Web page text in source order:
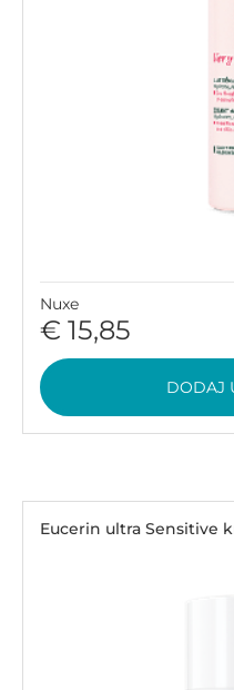
Nuxe
€ 15,85
DODAJ
Eucerin ultra Sensitive